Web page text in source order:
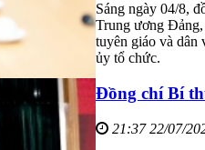
Sáng ngày 04/8,
Trung ương
tuyên giáo và dân
ủy tổ chức.
Đồng chí Bí
21:37 22/07/